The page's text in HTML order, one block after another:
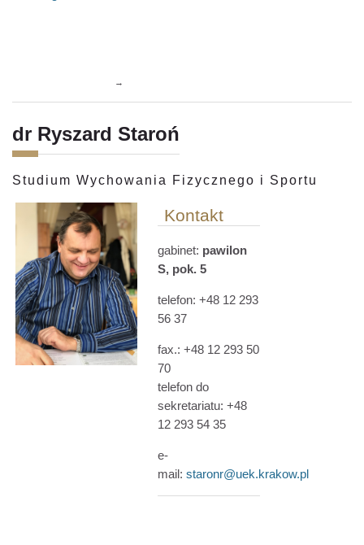
→
dr Ryszard Staroń
Studium Wychowania Fizycznego i Sportu
Kontakt
gabinet: pawilon
S, pok. 5
telefon: +48 12 293
56 37
fax.:+48 12 293 50
70
telefon do
sekretariatu: +48
12 293 54 35
e-
mail:staronr@uek.krakow.pl